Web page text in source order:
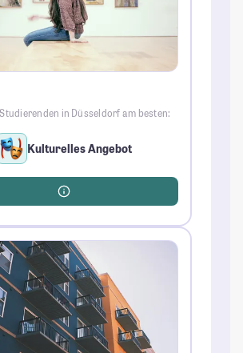
in Düsseldorf am besten:
Kulturelles Angebot